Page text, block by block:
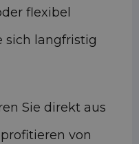
flexibel
sich langfristig
Sie direkt aus
von